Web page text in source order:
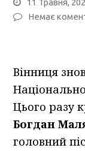
11 Травня,
Немає
Вінниця
Цього разу
Богдан
головний